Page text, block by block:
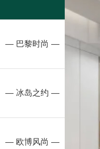
— 巴黎时尚 —
— 冰岛之约 —
— 欧博风尚 —